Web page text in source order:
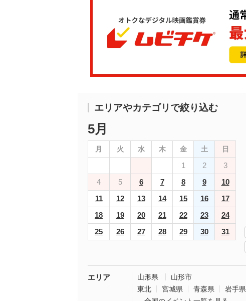
エリアやカテゴリで絞り込む
5月
月 火 水 木 金 土 日
1 2
3
4
5 6 7 8 9
10
11
12 13 14 15 16
17
18
19 20 21 22 23
24
25
26 27 28 29 30 31
エリア 山形県
山形市
東北
宮城県 青森県 岩手県